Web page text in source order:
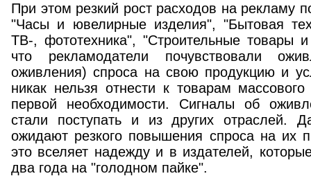
При этом резкий рост расходов на рекламу
"Часы и ювелирные изделия", "Бытовая
ТВ-, фототехника", "Строительные товары
что рекламодатели почувствовали
оживления) спроса на свою продукцию и
никак нельзя отнести к товарам
первой необходимости. Сигналы об
стали поступать и из других отраслей.
ожидают резкого повышения спроса на их
это вселяет надежду и в издателей,
два года на "голодном пайке".